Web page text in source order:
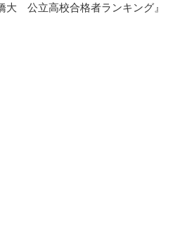
大 公立高校合格者ランキング』